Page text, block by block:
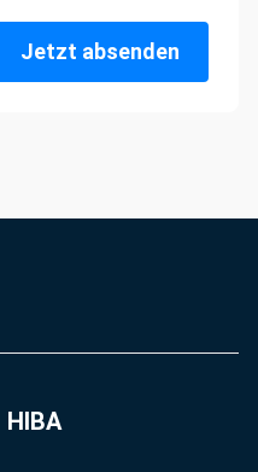
Jetzt absenden
HIBA